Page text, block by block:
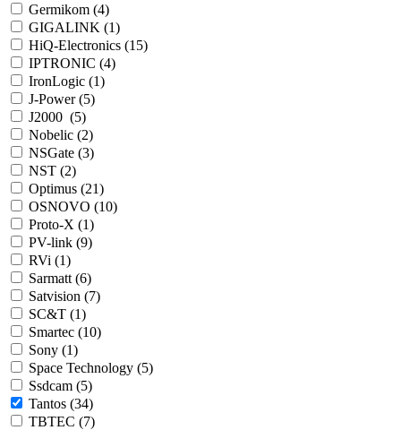
Germikom (4)
GIGALINK (1)
HiQ-Electronics (15)
IPTRONIC (4)
IronLogic (1)
J-Power (5)
J2000 (5)
Nobelic (2)
NSGate (3)
NST (2)
Optimus (21)
OSNOVO (10)
Proto-X (1)
PV-link (9)
RVi (1)
Sarmatt (6)
Satvision (7)
SC&T (1)
Smartec (10)
Sony (1)
Space Technology (5)
Ssdcam (5)
Tantos (34)
TBTEC (7)